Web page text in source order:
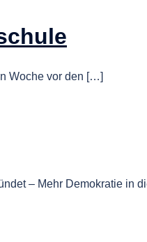
Woche vor den […]
– Mehr Demokratie in